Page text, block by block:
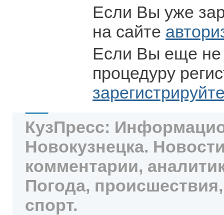
Если Вы уже
на сайте
Если Вы еще не
процедуру
КузПресс:
Новокузнецка.
комментарии,
Погода,
спорт.